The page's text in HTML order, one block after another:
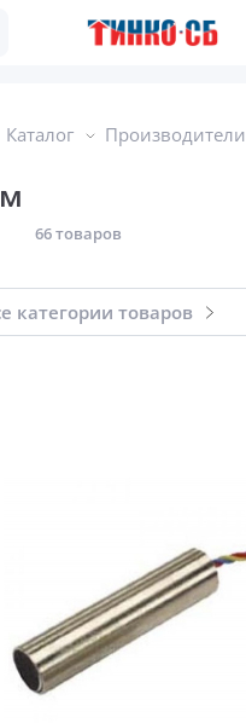
Каталог Производители
66 товаров
категории товаров